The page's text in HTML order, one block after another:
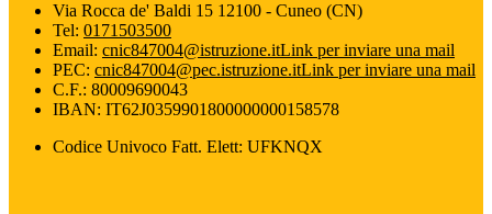
Via Rocca de' Baldi 15 12100 - Cuneo (CN)
Tel: 0171503500
Email: cnic847004@istruzione.itLink per inviare una mail
PEC: cnic847004@pec.istruzione.itLink per inviare una mail
C.F.: 80009690043
IBAN: IT62J0359901800000000158578
Codice Univoco Fatt. Elett: UFKNQX